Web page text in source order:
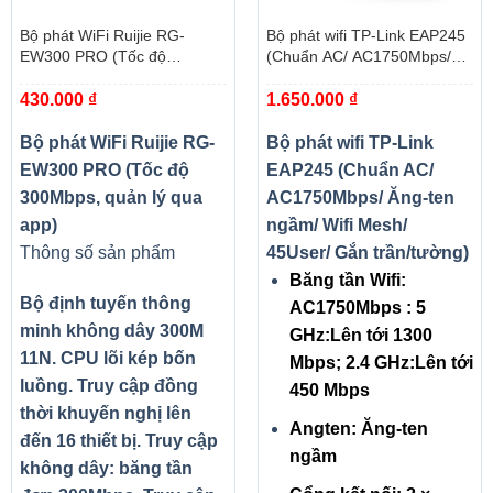
Bộ phát WiFi Ruijie RG-
EW300 PRO (Tốc độ
430.000 ₫
Bộ phát WiFi Ruijie RG-
EW300 PRO (Tốc độ
300Mbps, quản lý qua
app)
Thông số sản phẩm
Bộ định tuyến thông
minh không dây 300M
11N. CPU lõi kép bốn
luồng. Truy cập đồng
thời khuyến nghị lên
đến 16 thiết bị. Truy cập
không dây: băng tần
Bộ phát wifi TP-Link EAP245
(Chuẩn AC/ AC1750Mbps/
45User/ Gắn trần/tường)
1.650.000 ₫
Bộ phát wifi TP-Link
EAP245 (Chuẩn AC/
AC1750Mbps/ Ăng-ten
ngầm/ Wifi Mesh/
45User/ Gắn trần/tường)
Băng tần Wifi:
AC1750Mbps : 5
GHz:Lên tới 1300
Mbps; 2.4 GHz:Lên tới
450 Mbps
Angten: Ăng-ten
ngầm